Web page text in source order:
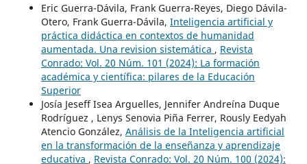
Eric Guerra-Dávila, Frank Guerra-Reyes, Diego Dávila-
Otero, Frank Guerra-Dávila, Inteligencia artificial y
práctica didáctica en contextos de humanidad
aumentada. Una revision sistemática , Revista
Conrado: Vol. 20 Núm. 101 (2024): La formación
académica y científica: pilares de la Educación
Superior
Josía Jeseff Isea Arguelles, Jennifer Andreína Duque
Rodríguez , Lenys Senovia Piña Ferrer, Rously Eedyah
Atencio González, Análisis de la Inteligencia artificial
en la transformación de la enseñanza y aprendizaje
educativa , Revista Conrado: Vol. 20 Núm. 100 (2024):